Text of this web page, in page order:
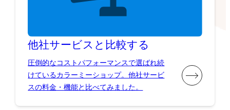
他社サービスと比較する
圧倒的なコストパフォーマンスで選ばれ続
けているカラーミーショップ。他社サービ
スの料金・機能と比べてみました。